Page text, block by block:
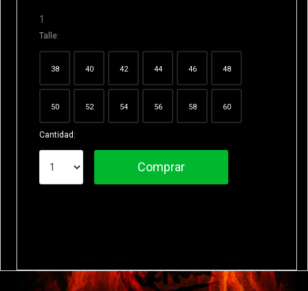
1
Talle:
38 40 42 44 46 48
50 52 54 56 58 60
Cantidad:
Comprar